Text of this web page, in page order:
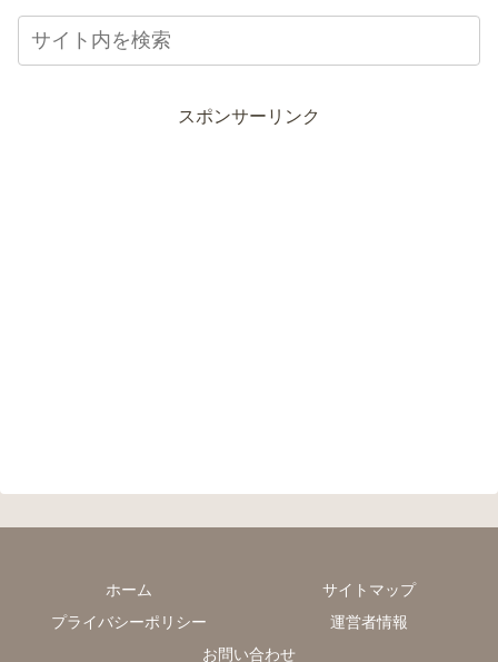
スポンサーリンク
ホーム
サイトマップ
プライバシーポリシー
運営者情報
お問い合わせ